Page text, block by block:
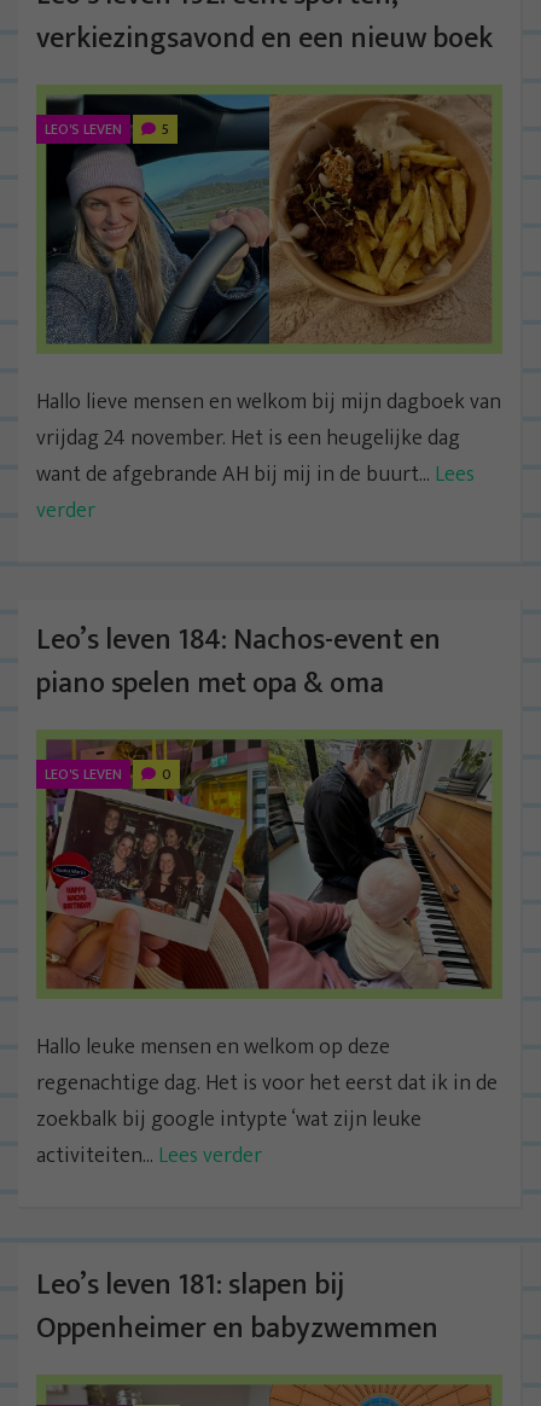
verkiezingsavond en een nieuw boek
LEO'S LEVEN 5
Hallo lieve mensen en welkom bij mijn dagboek van
vrijdag 24 november. Het is een heugelijke dag
want de afgebrande AH bij mij in de buurt... Lees
verder
Leo’s leven 184: Nachos-event en
piano spelen met opa & oma
LEO'S LEVEN 0
Hallo leuke mensen en welkom op deze
regenachtige dag. Het is voor het eerst dat ik in de
zoekbalk bij google intypte ‘wat zijn leuke
activiteiten... Lees verder
Leo’s leven 181: slapen bij
Oppenheimer en babyzwemmen